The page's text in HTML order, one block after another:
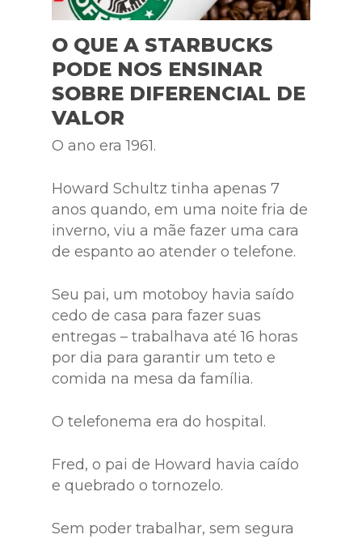
O QUE A STARBUCKS
PODE NOS ENSINAR
SOBRE DIFERENCIAL DE
VALOR
O ano era 1961.
Howard Schultz tinha apenas 7
anos quando, em uma noite fria de
inverno, viu a mãe fazer uma cara
de espanto ao atender o telefone.
Seu pai, um motoboy havia saído
cedo de casa para fazer suas
entregas – trabalhava até 16 horas
por dia para garantir um teto e
comida na mesa da família.
O telefonema era do hospital.
Fred, o pai de Howard havia caído
e quebrado o tornozelo.
Sem poder trabalhar, sem segura